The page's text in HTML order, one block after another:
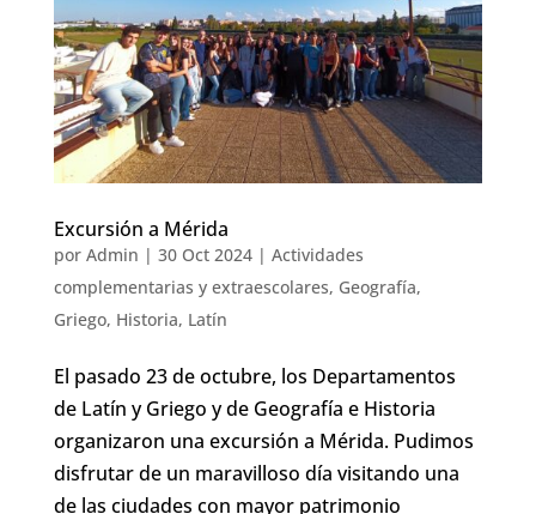
Excursión a Mérida
por Admin | 30 Oct 2024| Actividades
complementarias y extraescolares, Geografía,
Griego, Historia, Latín
El pasado 23 de octubre, los Departamentos
de Latín y Griego y de Geografía e Historia
organizaron una excursión a Mérida. Pudimos
disfrutar de un maravilloso día visitando una
de las ciudades con mayor patrimonio